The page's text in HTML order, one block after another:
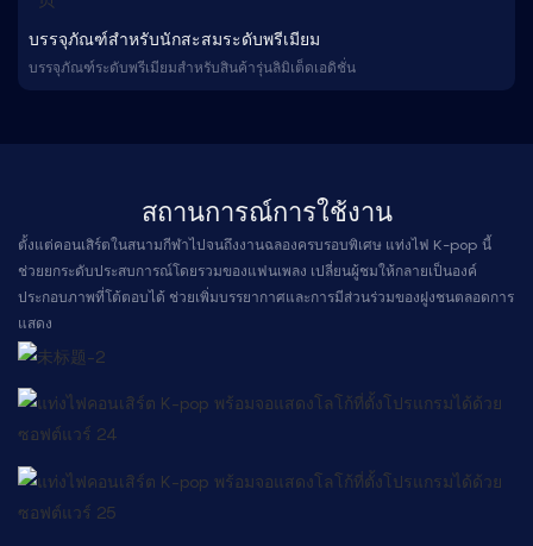
บรรจุภัณฑ์สำหรับนักสะสมระดับพรีเมียม
บรรจุภัณฑ์ระดับพรีเมียมสำหรับสินค้ารุ่นลิมิเต็ดเอดิชั่น
สถานการณ์การใช้งาน
ตั้งแต่คอนเสิร์ตในสนามกีฬาไปจนถึงงานฉลองครบรอบพิเศษ แท่งไฟ K-pop นี้
ช่วยยกระดับประสบการณ์โดยรวมของแฟนเพลง เปลี่ยนผู้ชมให้กลายเป็นองค์
ประกอบภาพที่โต้ตอบได้ ช่วยเพิ่มบรรยากาศและการมีส่วนร่วมของฝูงชนตลอดการ
แสดง